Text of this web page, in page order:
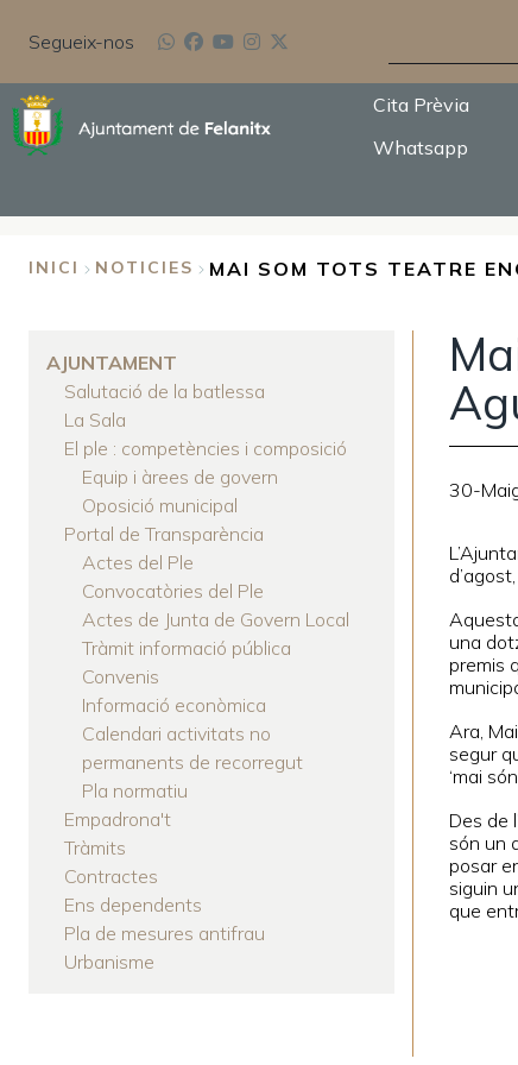
Segueix-nos
Cita Prèvia
Whatsapp
D'ARIADNA
INICI NOTICIES MAI SOM TOTS TEATRE
AJUNTAMENT
Salutació de la batlessa
La Sala
El ple : competències i composició
Equip i àrees de govern
Oposició municipal
Portal de Transparència
Actes del Ple
Convocatòries del Ple
Actes de Junta de Govern Local
Tràmit informació pública
Convenis
Informació econòmica
Calendari activitats no
permanents de recorregut
Pla normatiu
Empadrona't
Tràmits
Contractes
Ens dependents
Pla de mesures antifrau
Urbanisme
30-
una
premis
Ara,
segur
‘mai
Des de
són un
posar
siguin
que